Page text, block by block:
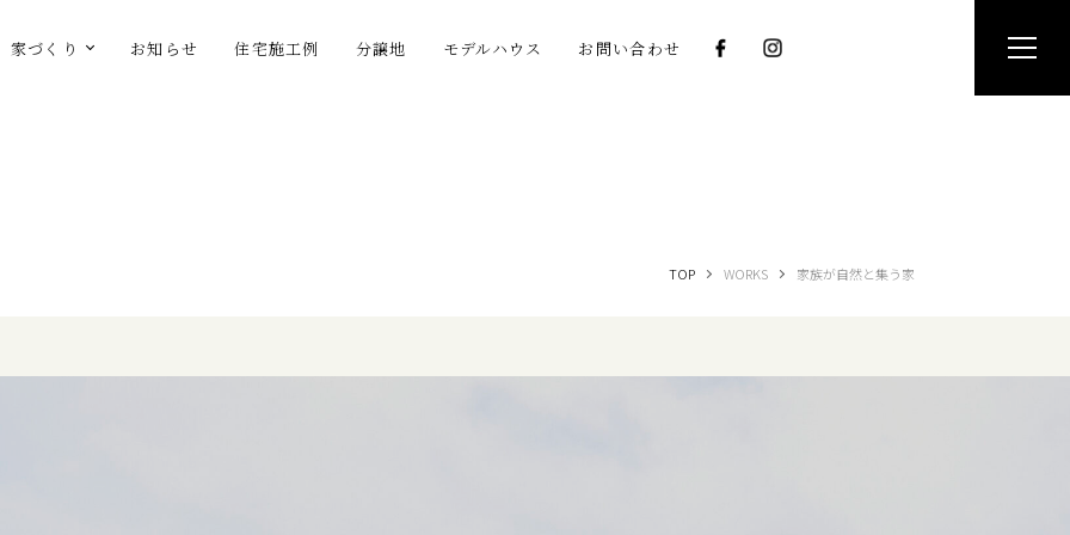
家づくり お知らせ 住宅施工例 分譲地 モデルハウス お問い合わせ
TOP WORKS 家族が自然と集う家